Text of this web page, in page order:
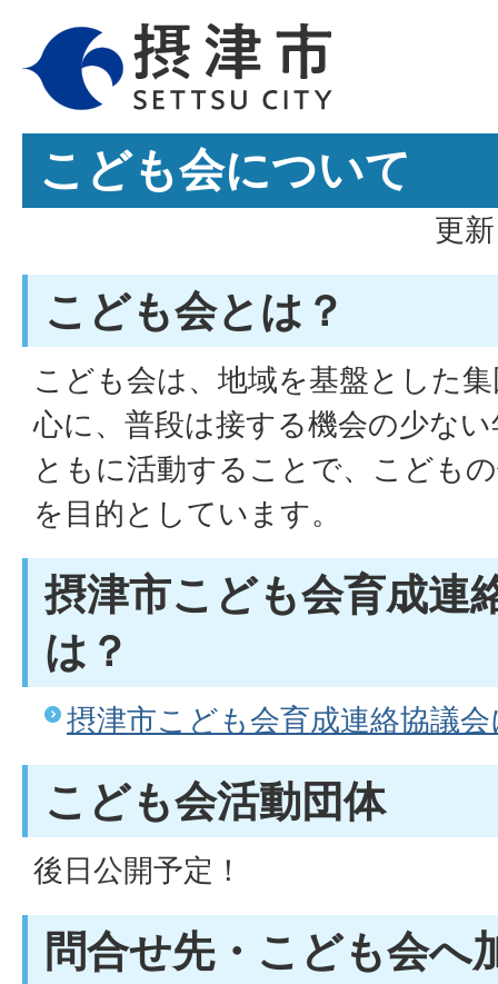
こども会について
更
こども会とは？
こども会は、地域を基盤とした
心に、普段は接する機会の少な
ともに活動することで、こども
を目的としています。
摂津市こども会育成連
は？
摂津市こども会育成連絡協議
こども会活動団体
後日公開予定！
問合せ先・こども会へ